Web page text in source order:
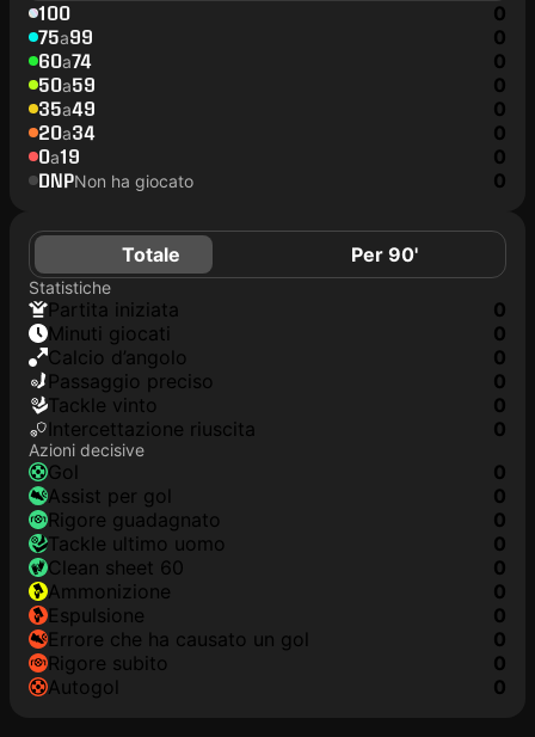
100 0
75a99 0
60a74 0
50a59 0
35a49 0
20a34 0
0a19 0
DNPNon ha giocato 0
Totale Per 90'
Statistiche
Partita iniziata
0
Minuti giocati
0
Calcio d’angolo
0
Passaggio preciso
0
Tackle vinto
0
Intercettazione riuscita
0
Azioni decisive
Gol
0
Assist per gol
0
Rigore guadagnato
0
Tackle ultimo uomo
0
clean sheet 60
0
Ammonizione
0
Espulsione
0
Errore che ha causato un gol
0
Rigore subito
0
Autogol
0